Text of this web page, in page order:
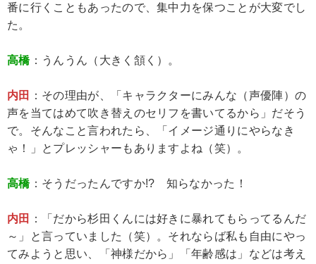
番に行くこともあったので、集中力を保つことが大変でし
た。
高橋：うんうん（大きく頷く）。
内田
：その理由が、「キャラクターにみんな（声優陣）の
声を当てはめて吹き替えのセリフを書いてるから」だそう
で。そんなこと言われたら、「イメージ通りにやらなき
ゃ！」とプレッシャーもありますよね（笑）。
高橋：そうだったんですか!? 知らなかった！
内田
：「だから杉田くんには好きに暴れてもらってるんだ
～」と言っていました（笑）。それならば私も自由にやっ
てみようと思い、「神様だから」「年齢感は」などは考え